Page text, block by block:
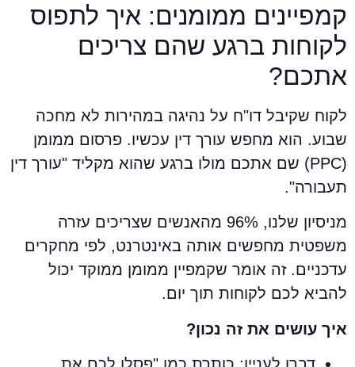
קמפיינים ממומנים: איך לתפוס
לקוחות ברגע שהם צריכים
אתכם?
לקוח שקיבל דו"ח על נהיגה במהירות לא מחכה
שבוע. הוא מחפש עורך דין עכשיו. פרסום ממומן
(PPC) שם אתכם מולו ברגע שהוא מקליד "עורך דין
תעבורה".
מניסיון שלנו, 96% מהאנשים שצריכים עזרה
משפטית מחפשים אותה באינטרנט, לפי מחקרים
עדכניים. זה אומר שקמפיין ממומן ממוקד יכול
להביא לכם לקוחות תוך יום.
איך עושים את זה נכון?